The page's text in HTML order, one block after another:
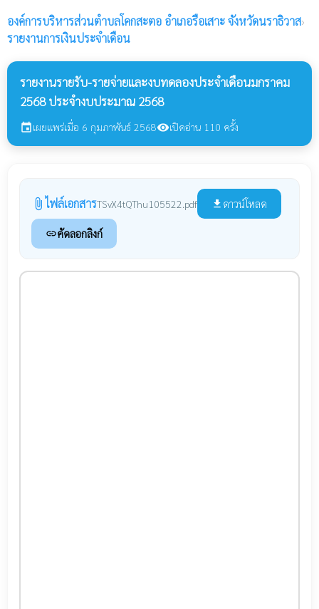
องค์การบริหารส่วนตำบลโคกสะตอ อำเภอรือเสาะ จังหวัดนราธิวาส›
รายงานการเงินประจำเดือน
รายงานรายรับ-รายจ่ายและงบทดลองประจำเดือนมกราคม
2568 ประจำงบประมาณ 2568
eventเผยแพร่เมื่อ 6 กุมภาพันธ์ 2568visibilityเปิดอ่าน 110 ครั้ง
attach_file ไฟล์เอกสารTSvX4tQThu105522.pdf file_download ดาวน์โหลด
linkคัดลอกลิงก์